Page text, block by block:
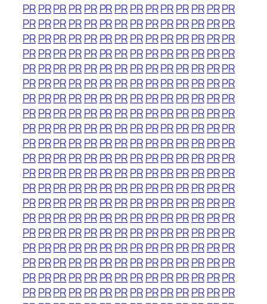
PRPRPRPRPR PRPRPRPRPRPRPR PRPR
PRPRPRPRPR PRPRPRPRPRPRPR PRPR
PRPRPRPRPR PRPRPRPRPRPRPR PRPR
PRPRPRPRPR PRPRPRPRPRPRPR PRPR
PRPRPRPRPR PRPRPRPRPRPRPR PRPR
PRPRPRPRPR PRPRPRPRPRPRPR PRPR
PRPRPRPRPR PRPRPRPRPRPRPR PRPR
PRPRPRPRPR PRPRPRPRPRPRPR PRPR
PRPRPRPRPR PRPRPRPRPRPRPR PRPR
PRPRPRPRPR PRPRPRPRPRPRPR PRPR
PRPRPRPRPR PRPRPRPRPRPRPR PRPR
PRPRPRPRPR PRPRPRPRPRPRPR PRPR
PRPRPRPRPR PRPRPRPRPRPRPR PRPR
PRPRPRPRPR PRPRPRPRPRPRPR PRPR
PRPRPRPRPR PRPRPRPRPRPRPR PRPR
PRPRPRPRPR PRPRPRPRPRPRPR PRPR
PRPRPRPRPR PRPRPRPRPRPRPR PRPR
PRPRPRPRPR PRPRPRPRPRPRPR PRPR
PRPRPRPRPR PRPRPRPRPRPRPR PRPR
PRPRPRPRPR PRPRPRPRPRPRPR PRPR